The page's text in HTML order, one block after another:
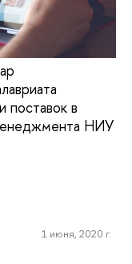
поставок в
НИУ
1 июня, 2020 г.